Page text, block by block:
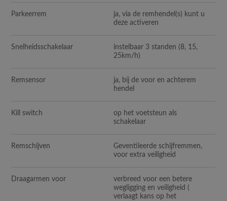
Parkeerrem
ja, via de remhendel(s) kunt u
deze activeren
Snelheidsschakelaar
instelbaar 3 standen (8, 15,
25km/h)
Remsensor
ja, bij de voor en achterem
hendel
Kill switch
op het voetsteun als
schakelaar
Remschijven
Geventileerde schijfremmen,
voor extra veiligheid
Draagarmen voor
verbreed voor een betere
wegligging en veiligheid (
verlaagt kans op het